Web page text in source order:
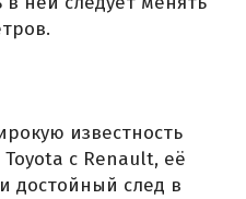
известность
с Renault, её
достойный след в